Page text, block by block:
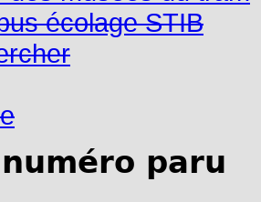
écolage STIB
paru